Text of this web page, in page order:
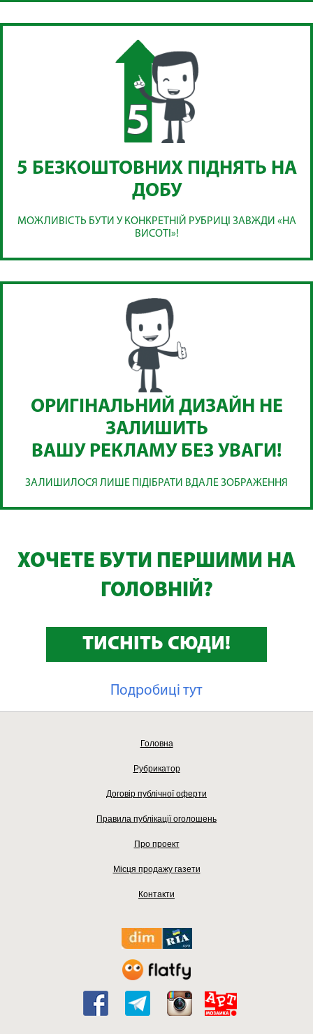
5 БЕЗКОШТОВНИХ ПІДНЯТЬ НА
ДОБУ
МОЖЛИВІСТЬ БУТИ У КОНКРЕТНІЙ РУБРИЦІ ЗАВЖДИ «НА
ВИСОТІ»!
ОРИГІНАЛЬНИЙ ДИЗАЙН НЕ
ЗАЛИШИТЬ
ВАШУ РЕКЛАМУ БЕЗ УВАГИ!
ЗАЛИШИЛОСЯ ЛИШЕ ПІДІБРАТИ ВДАЛЕ ЗОБРАЖЕННЯ
ХОЧЕТЕ БУТИ ПЕРШИМИ НА
ГОЛОВНІЙ?
ТИСНІТЬ СЮДИ!
Подробиці тут
Головна
Рубрикатор
Договір публічної оферти
Правила публікації оголошень
Про проект
Місця продажу газети
Контакти